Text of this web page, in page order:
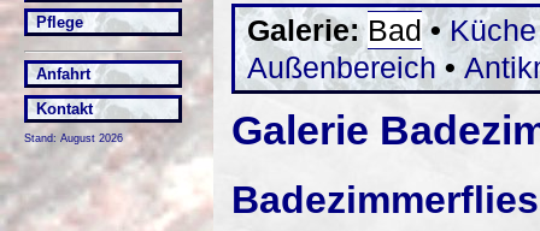
Pflege
Anfahrt
Kontakt
Stand: August 2026
Galerie:Bad•Küche
Außenbereich •
Galerie